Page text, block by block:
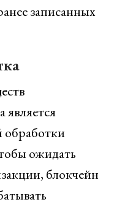
записанных
является
обработки
ожидать
блокчейн